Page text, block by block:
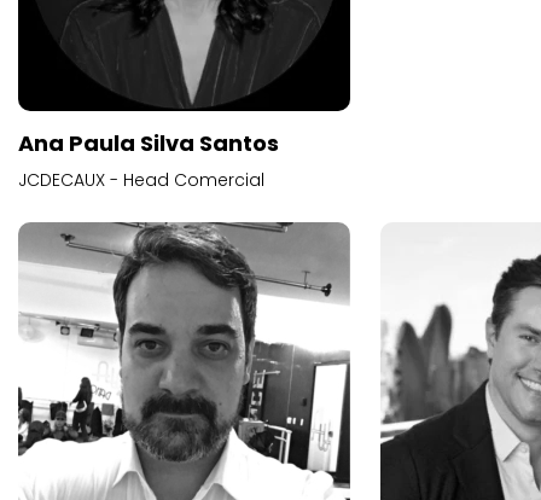
Ana Paula Silva Santos
JCDECAUX - Head Comercial